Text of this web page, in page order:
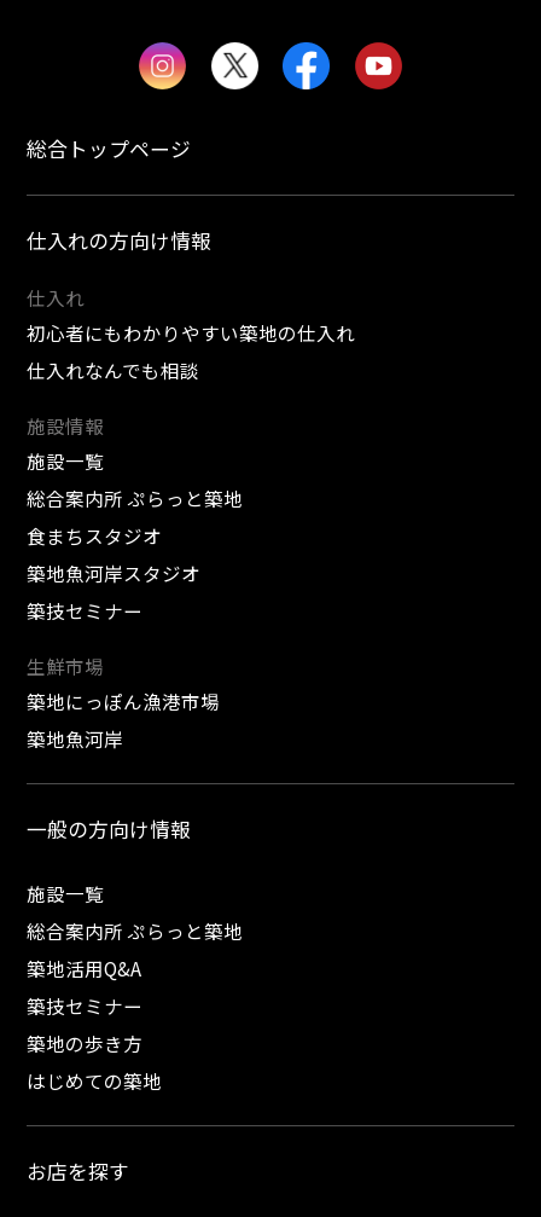
総合トップページ
仕入れの方向け情報
仕入れ
初心者にもわかりやすい築地の仕入れ
仕入れなんでも相談
施設情報
施設一覧
総合案内所 ぷらっと築地
食まちスタジオ
築地魚河岸スタジオ
築技セミナー
生鮮市場
築地にっぽん漁港市場
築地魚河岸
一般の方向け情報
施設一覧
総合案内所 ぷらっと築地
築地活用Q&A
築技セミナー
築地の歩き方
はじめての築地
お店を探す